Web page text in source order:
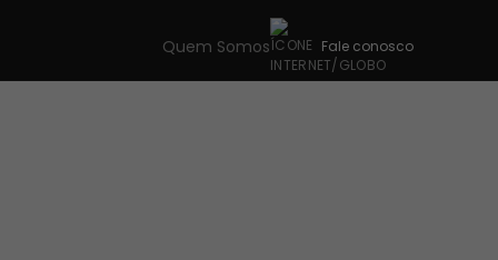
Quem Somos Fale conosco